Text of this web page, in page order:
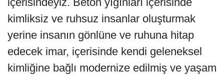
kimliksiz ve ruhsuz insanlar oluşturmak
yerine insanın gönlüne ve ruhuna hitap
edecek imar, içerisinde kendi geleneksel
kimliğine bağlı modernize edilmiş ve yaşam